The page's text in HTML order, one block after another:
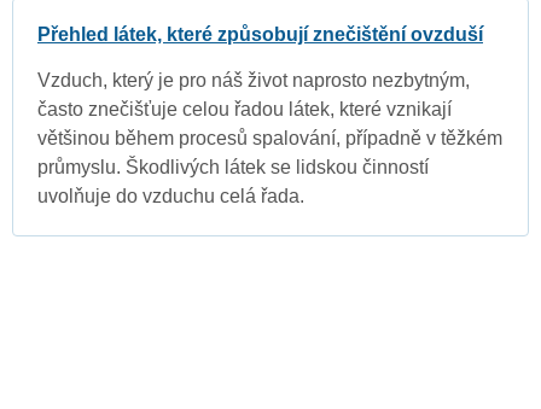
Přehled látek, které způsobují znečištění ovzduší
Vzduch, který je pro náš život naprosto nezbytným,
často znečišťuje celou řadou látek, které vznikají
většinou během procesů spalování, případně v těžkém
průmyslu. Škodlivých látek se lidskou činností
uvolňuje do vzduchu celá řada.